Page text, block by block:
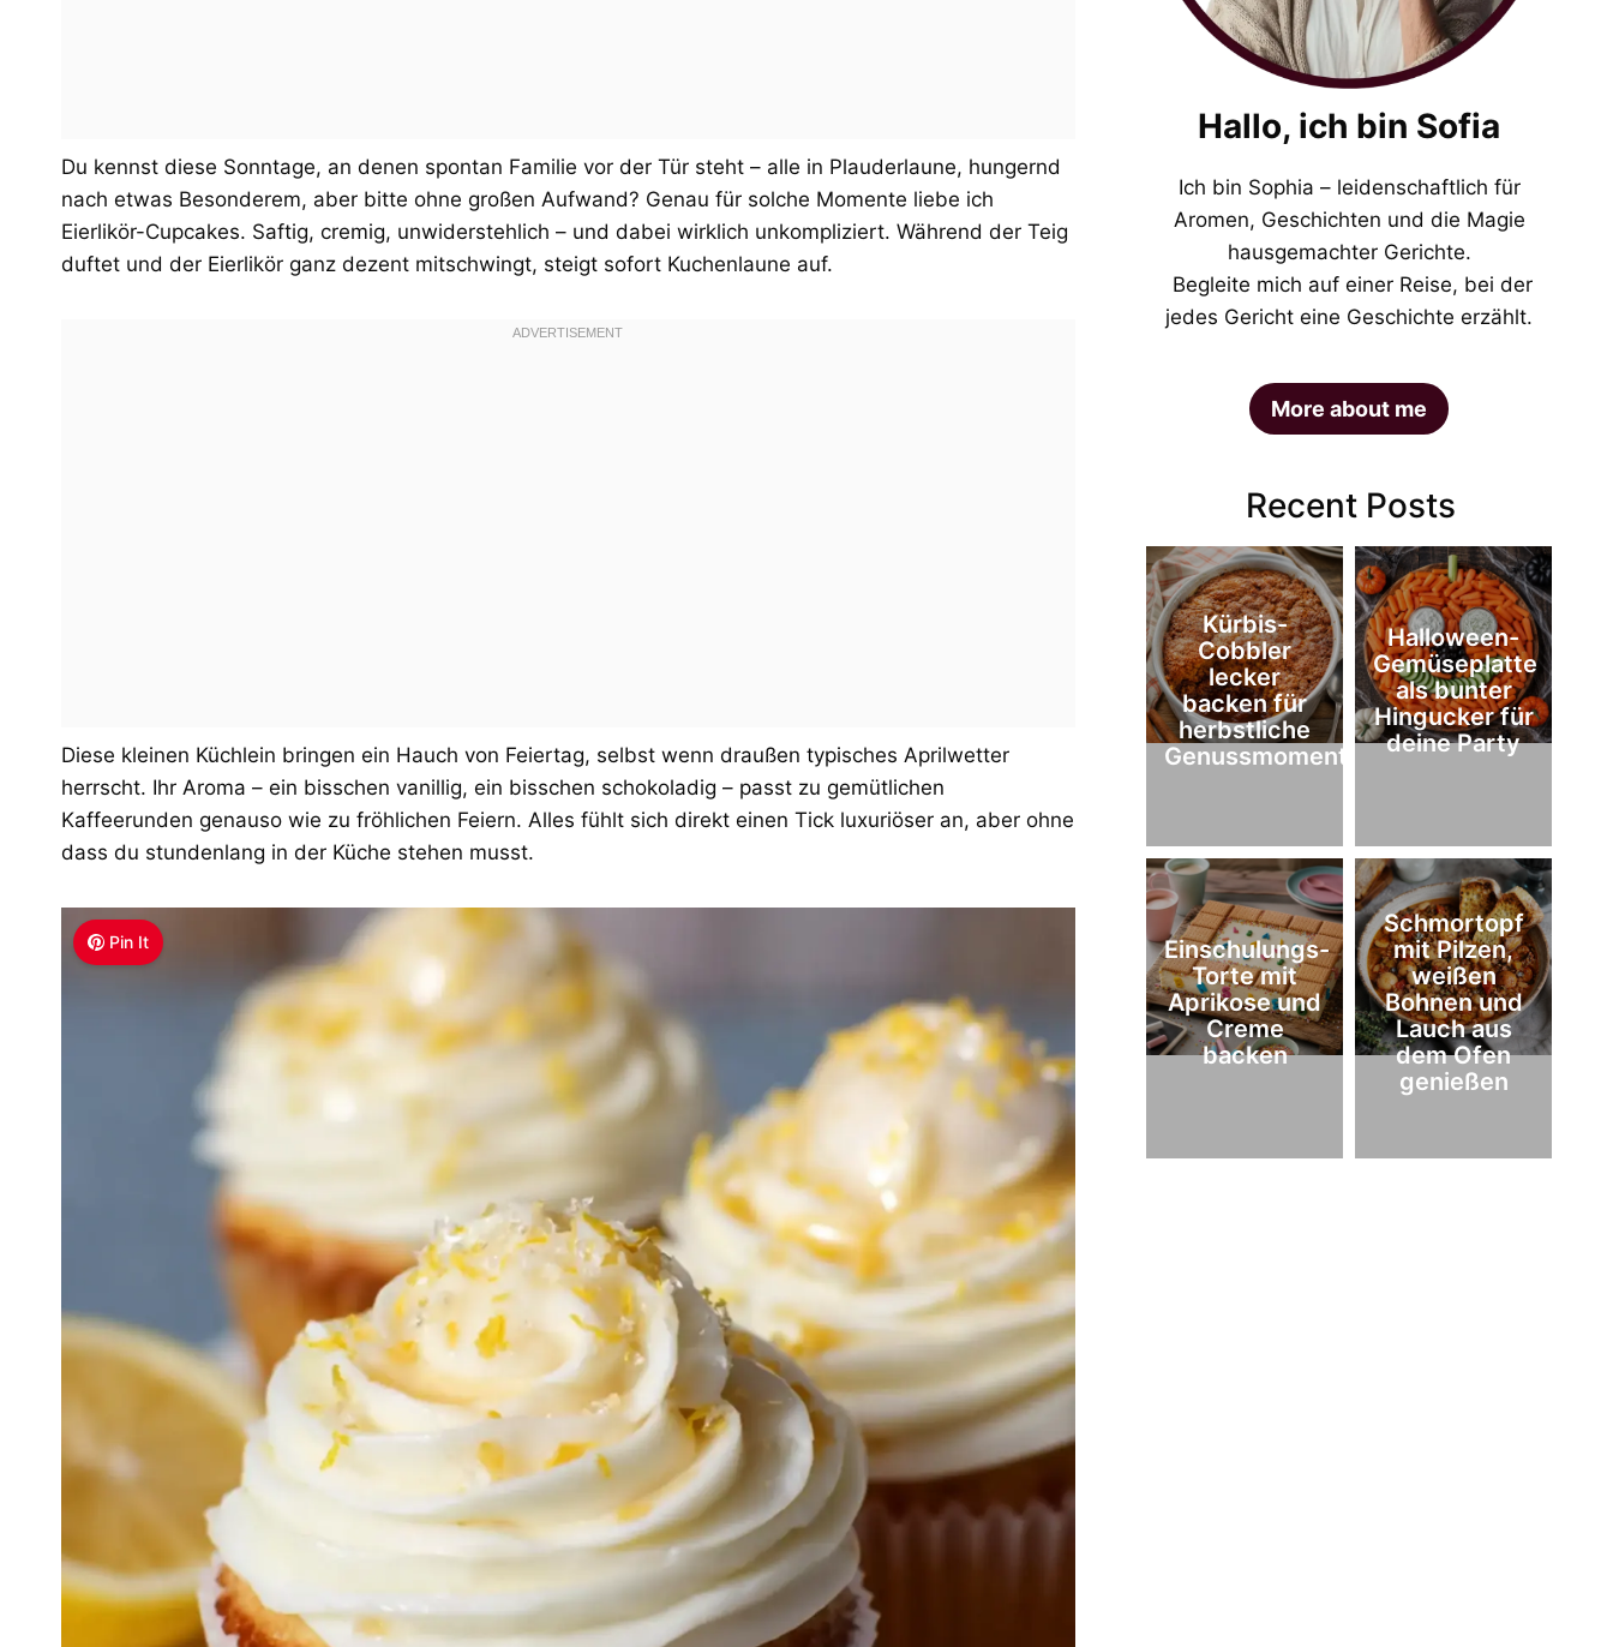
Du kennst diese Sonntage, an denen spontan Familie vor der Tür steht – alle in Plauderlaune, hungernd
nach etwas Besonderem, aber bitte ohne großen Aufwand? Genau für solche Momente liebe ich
Eierlikör-Cupcakes. Saftig, cremig, unwiderstehlich – und dabei wirklich unkompliziert. Während der Teig
duftet und der Eierlikör ganz dezent mitschwingt, steigt sofort Kuchenlaune auf.
Diese kleinen Küchlein bringen ein Hauch von Feiertag, selbst wenn draußen typisches Aprilwetter
herrscht. Ihr Aroma – ein bisschen vanillig, ein bisschen schokoladig – passt zu gemütlichen
Kaffeerunden genauso wie zu fröhlichen Feiern. Alles fühlt sich direkt einen Tick luxuriöser an, aber ohne
dass du stundenlang in der Küche stehen musst.
Pin It
Hallo, ich bin Sofia
Ich bin Sophia – leidenschaftlich für
Aromen, Geschichten und die Magie
hausgemachter Gerichte.
Begleite mich auf einer Reise, bei der
jedes Gericht eine Geschichte erzählt.
More about me
Recent Posts
Kürbis-
Cobbler
lecker
backen für
herbstliche
Genussmomente
Halloween-
Gemüseplatte
als bunter
Hingucker für
deine Party
Einschulungs-
Torte mit
Aprikose und
Creme
backen
Schmortopf
mit Pilzen,
weißen
Bohnen und
Lauch aus
dem Ofen
genießen